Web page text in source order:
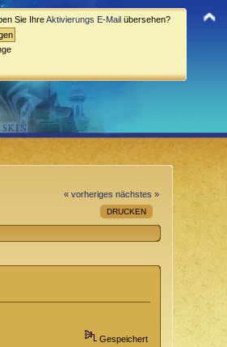
Sie IhreAktivierungs E-Mail übersehen?
« vorheriges nächstes »
DRUCKEN
Gespeichert